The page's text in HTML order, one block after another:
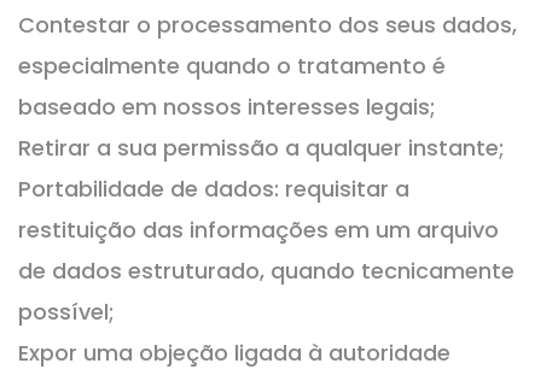
Contestar o processamento dos seus dados,
especialmente quando o tratamento é
baseado em nossos interesses legais;
Retirar a sua permissão a qualquer instante;
Portabilidade de dados: requisitar a
restituição das informações em um arquivo
de dados estruturado, quando tecnicamente
possível;
Expor uma objeção ligada à autoridade